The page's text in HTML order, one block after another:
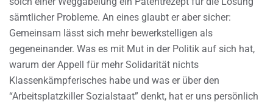
sämtlicher Probleme. An eines glaubt er aber sicher:
Gemeinsam lässt sich mehr bewerkstelligen als
gegeneinander. Was es mit Mut in der Politik auf sich hat,
warum der Appell für mehr Solidarität nichts
Klassenkämpferisches habe und was er über den
“Arbeitsplatzkiller Sozialstaat” denkt, hat er uns persönlich